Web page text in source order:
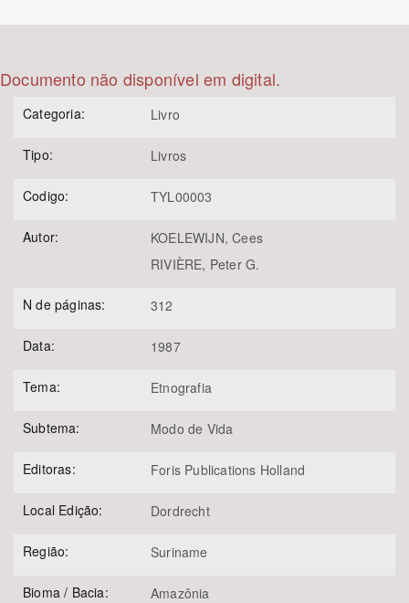
Tema
Subtema
Documento não disponível em digital.
Categoria: Livro
Tipo: Livros
Codigo: TYL00003
Autor:
KOELEWIJN, Cees
RIVIÈRE, Peter G.
N de páginas: 312
Data: 1987
Tema: Etnografia
Subtema: Modo de Vida
Editoras: Foris Publications Holland
Local Edição: Dordrecht
Região: Suriname
Bioma / Bacia: Amazônia